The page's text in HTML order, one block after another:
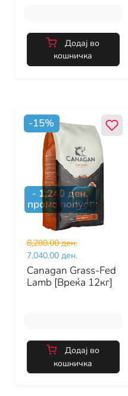
Додај во
кошничка
-15%
- 1,240ден.
промо попуст
8,280.00 ден.
7,040.00 ден.
Canagan Grass-Fed
Lamb [Вреќа 12кг]
Додај во
кошничка